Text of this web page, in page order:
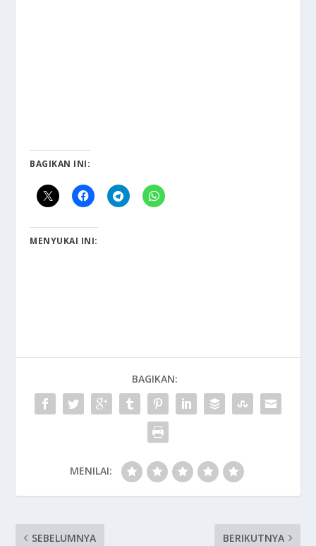
BAGIKAN INI:
MENYUKAI INI:
BAGIKAN:
MENILAI:
SEBELUMNYA BERIKUTNYA